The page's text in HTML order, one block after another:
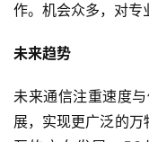
作。机会众多，对专
未来趋势
未来通信注重速度
展，实现更广泛的